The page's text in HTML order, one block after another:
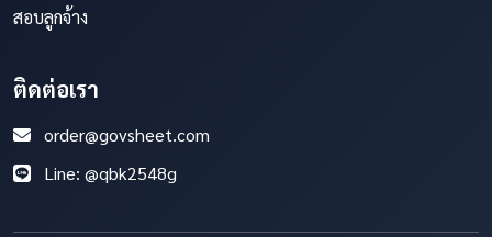
สอบลูกจ้าง
ติดต่อเรา
order@govsheet.com
Line: @qbk2548g